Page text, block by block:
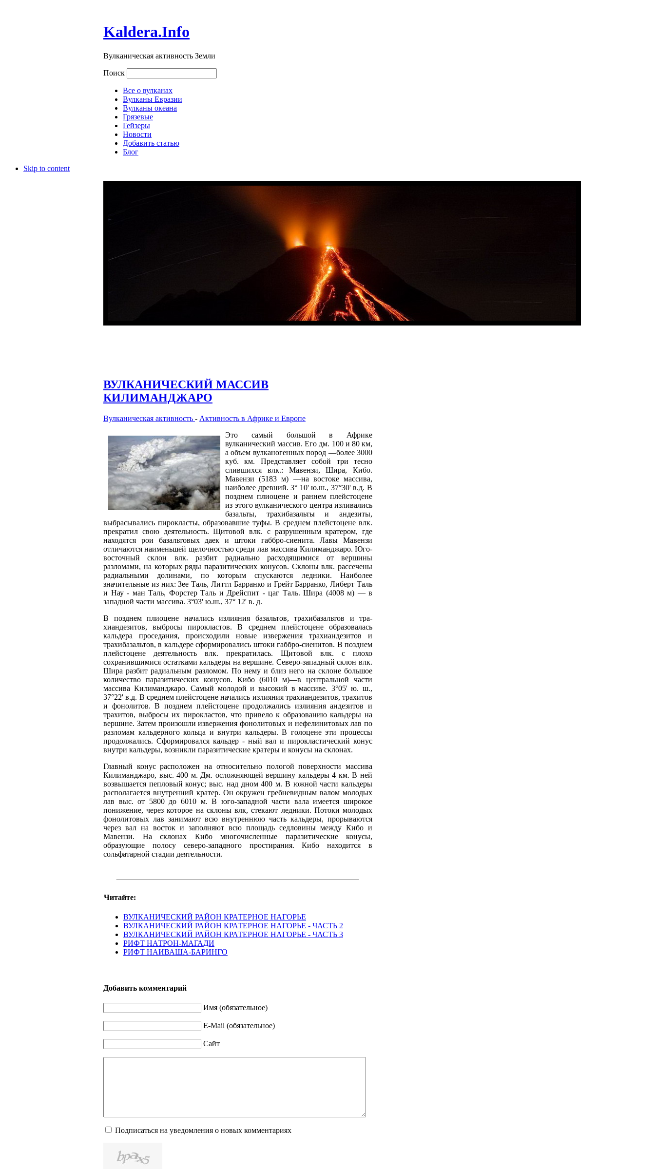
Kaldera.Info
Вулканическая активность Земли
Поиск
Все о вулканах
Вулканы Евразии
Вулканы океана
Грязевые
Гейзеры
Новости
Добавить статью
Блог
Skip to content
ВУЛКАНИЧЕСКИЙ МАССИВ
КИЛИМАНДЖАРО
Вулканическая активность - Активность в Африке и Европе
Это самый большой в Африке
вулканический массив. Его дм. 100 и 80 км,
а объем вулканогенных пород —более 3000
куб. км. Представляет собой три тесно
слившихся влк.: Мавензи, Шира, Кибо.
Мавензи (5183 м) —на востоке массива,
наиболее древний. 3° 10' ю.ш., 37°30' в.д. В
позднем плиоцене и раннем плейстоцене
из этого вулканического центра изливались
базальты, трахибазальты и андезиты,
выбрасывались пирокласты, образовавшие туфы. В среднем плейстоцене влк.
прекратил свою деятельность. Щитовой влк. с разрушенным кратером, где
находятся рои базальтовых даек и штоки габбро-сиенита. Лавы Мавензи
отличаются наименьшей щелочностью среди лав массива Килиманджаро. Юго-
восточный склон влк. разбит радиально расходящимися от вершины
разломами, на которых ряды паразитических конусов. Склоны влк. рассечены
радиальными долинами, по которым спускаются ледники. Наиболее
значительные из них: Зее Таль, Литтл Барранко и Грейт Барранко, Либерт Таль
и Нау - ман Таль, Форстер Таль и Дрейспит - цаг Таль. Шира (4008 м) — в
западной части массива. 3°03' ю.ш., 37° 12' в. д.
В позднем плиоцене начались излияния базальтов, трахибазальтов и тра-
хиандезитов, выбросы пирокластов. В среднем плейстоцене образовалась
кальдера проседания, происходили новые извержения трахиандезитов и
трахибазальтов, в кальдере сформировались штоки габбро-сиенитов. В позднем
плейстоцене деятельность влк. прекратилась. Щитовой влк. с плохо
сохранившимися остатками кальдеры на вершине. Северо-западный склон влк.
Шира разбит радиальным разломом. По нему и близ него на склоне большое
количество паразитических конусов. Кибо (6010 м)—в центральной части
массива Килиманджаро. Самый молодой и высокий в массиве. 3°05' ю. ш.,
37°22' в.д. В среднем плейстоцене начались излияния трахиандезитов, трахитов
и фонолитов. В позднем плейстоцене продолжались излияния андезитов и
трахитов, выбросы их пирокластов, что привело к образованию кальдеры на
вершине. Затем произошли извержения фонолитовых и нефелинитовых лав по
разломам кальдерного кольца и внутри кальдеры. В голоцене эти процессы
продолжались. Сформировался кальдер - ный вал и пирокластический конус
внутри кальдеры, возникли паразитические кратеры и конусы на склонах.
Главный конус расположен на относительно пологой поверхности массива
Килиманджаро, выс. 400 м. Дм. осложняющей вершину кальдеры 4 км. В ней
возвышается пепловый конус; выс. над дном 400 м. В южной части кальдеры
располагается внутренний кратер. Он окружен гребневидным валом молодых
лав выс. от 5800 до 6010 м. В юго-западной части вала имеется широкое
понижение, через которое на склоны влк, стекают ледники. Потоки молодых
фонолитовых лав занимают всю внутреннюю часть кальдеры, прорываются
через вал на восток и заполняют всю площадь седловины между Кибо и
Мавензи. На склонах Кибо многочисленные паразитические конусы,
образующие полосу северо-западного простирания. Кибо находится в
сольфатарной стадии деятельности.
Читайте:
ВУЛКАНИЧЕСКИЙ РАЙОН КРАТЕРНОЕ НАГОРЬЕ
ВУЛКАНИЧЕСКИЙ РАЙОН КРАТЕРНОЕ НАГОРЬЕ - ЧАСТЬ 2
ВУЛКАНИЧЕСКИЙ РАЙОН КРАТЕРНОЕ НАГОРЬЕ - ЧАСТЬ 3
РИФТ НАТРОН-МАГАДИ
РИФТ НАИВАША-БАРИНГО
Добавить комментарий
Имя (обязательное)
E-Mail (обязательное)
Сайт
Подписаться на уведомления о новых комментариях